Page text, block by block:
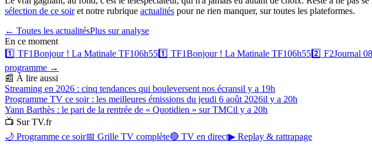
sélection de ce soiret notre rubrique actualités pour ne rien manquer, sur toutes les plateformes.
← Toutes les actualitésPlus suranalyse
En ce moment
1️⃣ TF1Bonjour ! La Matinale TF106h551️⃣ TF1Bonjour ! La Matinale TF106h552️⃣ F2Journal
programme →
📰 À lire aussi
Streaming en 2026 : cinq tendances qui bouleversent nos écransil y a 19h
Programme TV ce soir : les meilleures émissions du jeudi 6 août 2026il y a 20h
Yann Barthès : le pari de la rentrée de « Quotidien » sur TMCil y a 20h
📺 Sur TV.fr
🌙 Programme ce soir📅 Grille TV complète🔴 TV en direct▶ Replay & rattrapage